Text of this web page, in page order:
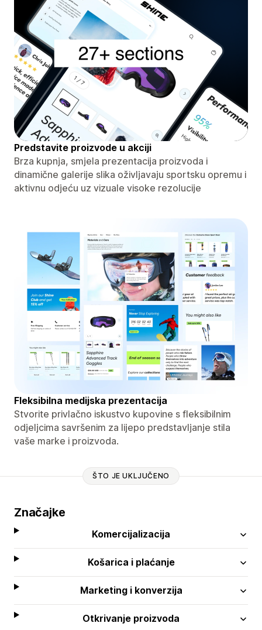
Predstavite proizvode u akciji
Brza kupnja, smjela prezentacija proizvoda i
dinamične galerije slika oživljavaju sportsku opremu i
aktivnu odjeću uz vizuale visoke rezolucije
Fleksibilna medijska prezentacija
Stvorite privlačno iskustvo kupovine s fleksibilnim
odjeljcima savršenim za lijepo predstavljanje stila
vaše marke i proizvoda.
ŠTO JE UKLJUČENO
Značajke
Komercijalizacija
Košarica i plaćanje
Marketing i konverzija
Otkrivanje proizvoda